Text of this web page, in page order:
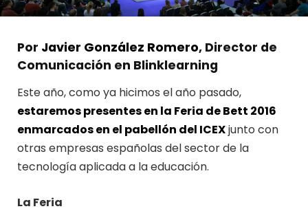
Por Javier González Romero, Director de
Comunicación en Blinklearning
Este año, como ya hicimos el año pasado,
estaremos presentes en la Feria de Bett 2016
enmarcados en el pabellón del ICEXjunto con
otras empresas españolas del sector de la
tecnología aplicada a la educación.
La Feria